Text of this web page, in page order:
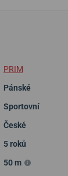
PRIM
Pánské
Sportovní
České
5 roků
50 m